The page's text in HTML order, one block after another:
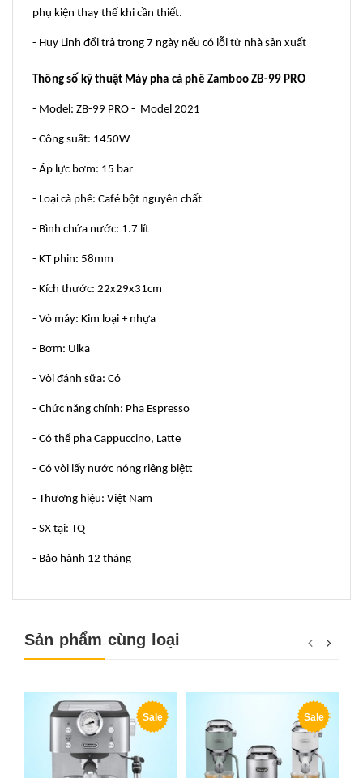
phụ kiện thay thế khi cần thiết.
- Huy Linh đổi trả trong 7 ngày nếu có lỗi từ nhà sản xuất
Thông số kỹ thuật Máy pha cà phê Zamboo ZB-99 PRO
- Model: ZB-99 PRO - Model 2021
- Công suất: 1450W
- Áp lực bơm: 15 bar
- Loại cà phê: Café bột nguyên chất
- Bình chứa nước: 1.7 lít
- KT phin: 58mm
- Kích thước: 22x29x31cm
- Vỏ máy: Kim loại + nhựa
- Bơm: Ulka
- Vòi đánh sữa: Có
- Chức năng chính: Pha Espresso
- Có thể pha Cappuccino, Latte
- Có vòi lấy nước nóng riêng biệtt
- Thương hiệu: Việt Nam
- SX tại: TQ
- Bảo hành 12 tháng
Sản phẩm cùng loại
Sale Sale